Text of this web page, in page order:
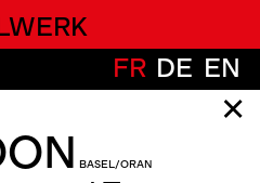
FR DE EN
✕
BASEL/ORAN